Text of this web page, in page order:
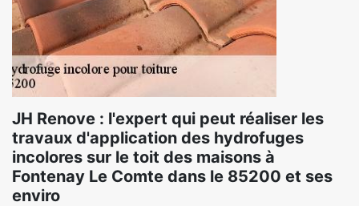
JH Renove : l'expert qui peut réaliser les
travaux d'application des hydrofuges
incolores sur le toit des maisons à
Fontenay Le Comte dans le 85200 et ses
enviro